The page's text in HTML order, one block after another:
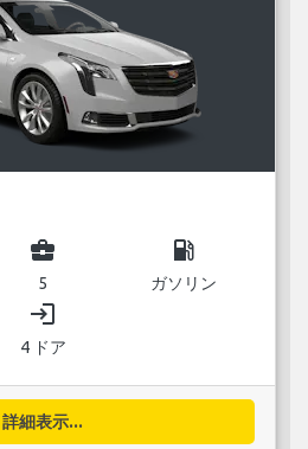
business_center
5
local_gas_station
ガソリン
login
4 ドア
詳細表示...